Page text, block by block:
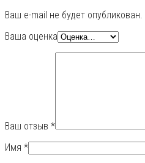
Ваш e-mail не будет опубликован.
Ваша оценка
Ваш отзыв *
Имя *